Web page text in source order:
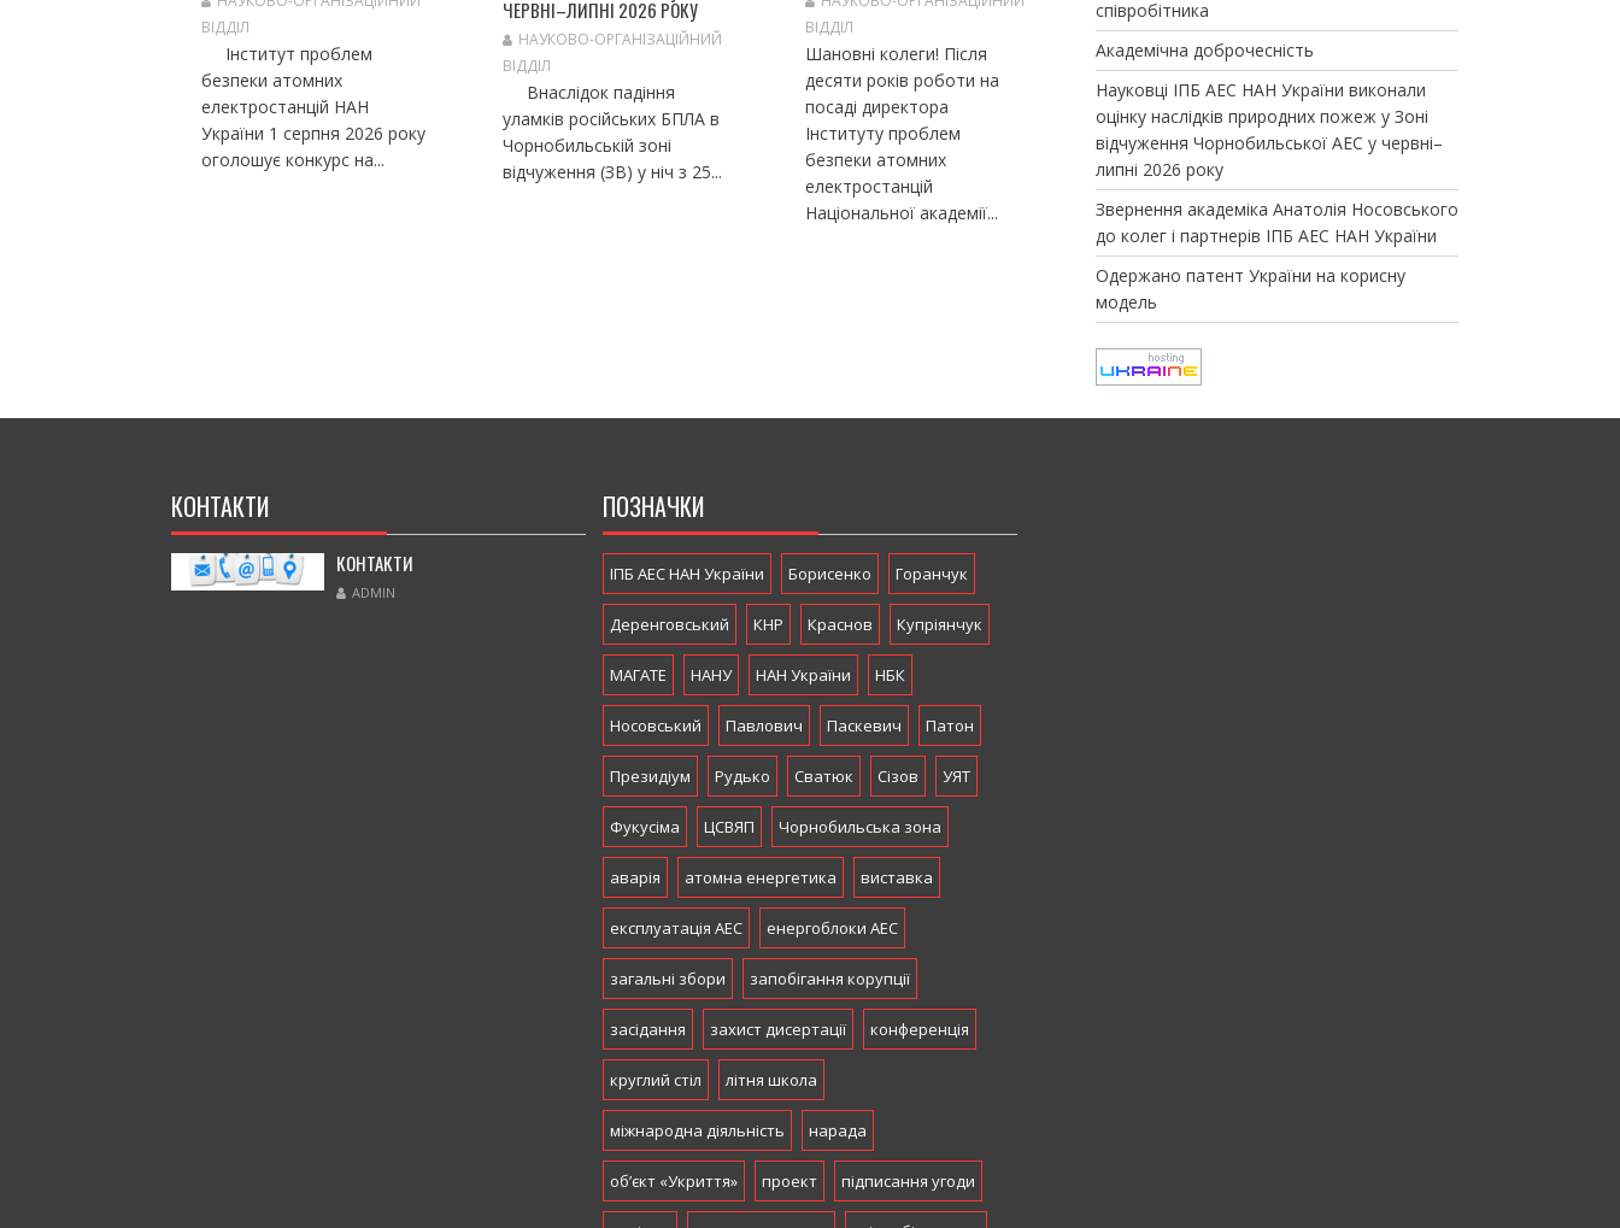
ВІДДІЛ
Інститут проблем
безпеки атомних
електростанцій НАН
України 1 серпня 2026 року
оголошує конкурс на...
ЧЕРВНІ–ЛИПНІ 2026 РОКУ
НАУКОВО-ОРГАНІЗАЦІЙНИЙ
ВІДДІЛ
Внаслідок падіння
уламків російських БПЛА в
Чорнобильській зоні
відчуження (ЗВ) у ніч з 25...
ВІДДІЛ
Шановні колеги! Після
десяти років роботи на
посаді директора
Інституту проблем
безпеки атомних
електростанцій
Національної академії...
співробітника
Академічна доброчесність
Науковці ІПБ АЕС НАН України виконали
оцінку наслідків природних пожеж у Зоні
відчуження Чорнобильської АЕС у червні–
липні 2026 року
Звернення академіка Анатолія Носовського
до колег і партнерів ІПБ АЕС НАН України
Одержано патент України на корисну
модель
КОНТАКТИ
КОНТАКТИ
ADMIN
ПОЗНАЧКИ
ІПБ АЕС НАН України Борисенко Горанчук
Деренговський КНР Краснов Купріянчук
МАГАТЕ НАНУ НАН України НБК
Носовський Павлович Паскевич Патон
Президіум Рудько Сватюк Сізов УЯТ
Фукусіма ЦСВЯП Чорнобильська зона
аварія атомна енергетика виставка
експлуатація АЕС енергоблоки АЕС
загальні збори запобігання корупції
засідання захист дисертації конференція
круглий стіл літня школа
міжнародна діяльність нарада
об’єкт «Укриття» проект підписання угоди